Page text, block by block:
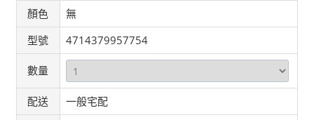
顏色
無
型號
4714379957754
數量
配送 一般宅配